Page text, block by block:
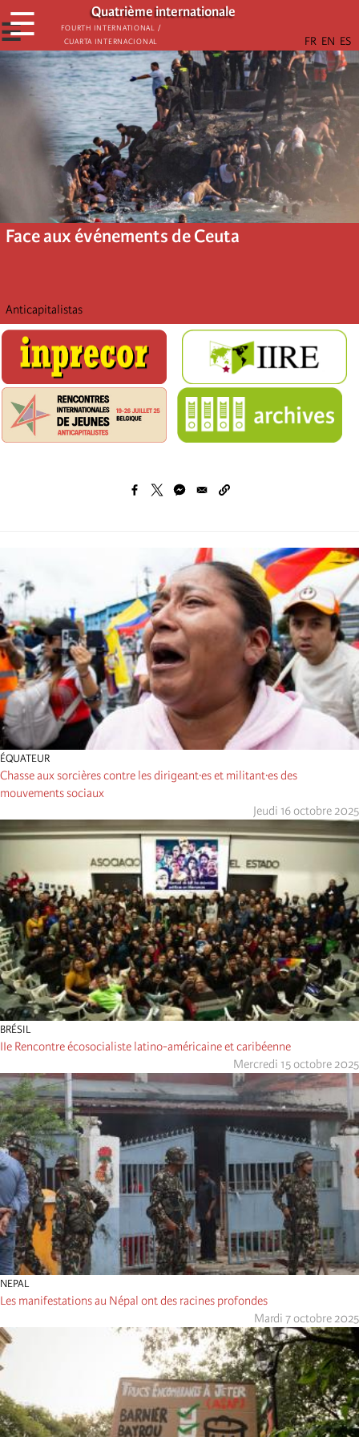
Aller
au
contenu
principal
Quatrième internationale
Fourth International /
Cuarta Internacional
☰
☰
Face aux événements de Ceuta
Anticapitalistas
ÉQUATEUR
Chasse aux sorcières contre les dirigeant·es et militant·es des
mouvements sociaux
Jeudi 16 octobre 2025
BRÉSIL
IIe Rencontre écosocialiste latino-américaine et caribéenne
Mercredi 15 octobre 2025
NEPAL
Les manifestations au Népal ont des racines profondes
Mardi 7 octobre 2025